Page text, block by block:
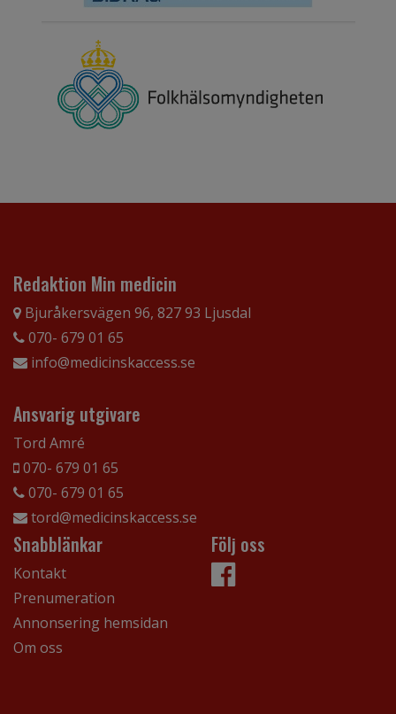
Redaktion Min medicin
Bjuråkersvägen 96, 827 93 Ljusdal
070- 679 01 65
info@medicinskaccess.se
Ansvarig utgivare
Tord Amré
070- 679 01 65
070- 679 01 65
tord@medicinskaccess.se
Snabblänkar
Kontakt
Prenumeration
Annonsering hemsidan
Om oss
Följ oss